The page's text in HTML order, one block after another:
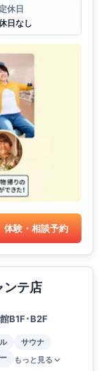
定休日
日なし
体験・相談予約
ンテ店
B1F･B2F
サウナ
もっと見る